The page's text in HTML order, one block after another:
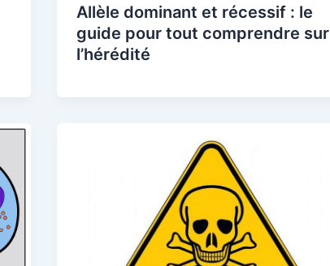
Allèle dominant et récessif : le
guide pour tout comprendre sur
l’hérédité